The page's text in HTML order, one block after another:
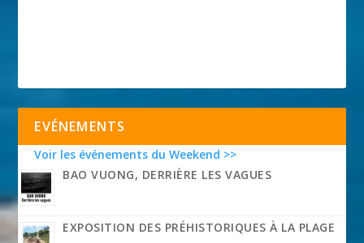
EVÉNEMENTS
Voir les événements du Weekend >>
BAO VUONG, DERRIÈRE LES VAGUES
EXPOSITION DES PRÉHISTORIQUES À LA PLAGE